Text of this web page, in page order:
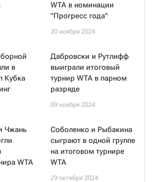
WTA в номинации
"Прогресс года"
20 ноября 2024
в
Кубка
Дабровски и Рутлифф
выиграли итоговый
турнир WTA в парном
разряде
09 ноября 2024
Чжань
WTA
Соболенко и Рыбакина
сыграют в одной группе
на итоговом турнире
WTA
29 октября 2024